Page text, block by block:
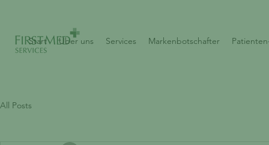
Start Über uns Services Markenbotschafter
All Posts